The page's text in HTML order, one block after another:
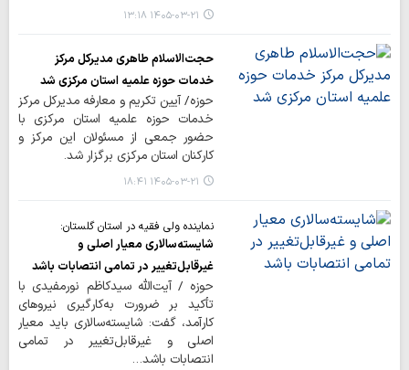
۱۴۰۵-۰۳-۲۱ ۱۳:۱۸
حجت‌الاسلام طاهری مدیرکل مرکز
خدمات حوزه‌ علمیه استان مرکزی شد
حوزه/ آیین تکریم و معارفه مدیرکل مرکز
خدمات حوزه‌ علمیه استان مرکزی با
حضور جمعی از مسئولان این مرکز و
کارکنان استان مرکزی برگزار شد.
۱۴۰۵-۰۳-۲۱ ۱۸:۴۱
نماینده ولی فقیه در استان گلستان:
شایسته‌سالاری معیار اصلی و
غیرقابل‌تغییر در تمامی انتصابات باشد
حوزه / آیت‌الله سیدکاظم نورمفیدی با
تأکید بر ضرورت به‌کارگیری نیروهای
کارآمد، گفت: شایسته‌سالاری باید معیار
اصلی و غیرقابل‌تغییر در تمامی
انتصابات باشد…